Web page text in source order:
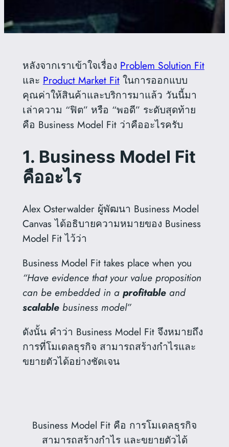
หลังจากเราเข้าใจเรื่อง Problem Solution Fit
และ Product Market Fitในการออกแบบ
คุณค่าให้สินค้าและบริการมาแล้ว วันนี้มา
เล่าความ “ฟิต” หรือ “พอดี” ระดับสุดท้าย
คือ Business Model Fit ว่าคืออะไรครับ
1. Business Model Fit
คืออะไร
Alex Osterwalder ผู้พัฒนา Business Model
Canvas ได้อธิบายความหมายของ Business
Model Fit ไว้ว่า
Business Model Fit takes place when you
“Have evidence that your value proposition
can be embedded in a profitableand
scalablebusiness model”
ดังนั้น คำว่า Business Model Fit จึงหมายถึง
การที่โมเดลธุรกิจ สามารถสร้างกำไรและ
ขยายตัวได้อย่างชัดเจน
Business Model Fit คือ การโมเดลธุรกิจ
สามารถสร้างกำไร และขยายตัวได้